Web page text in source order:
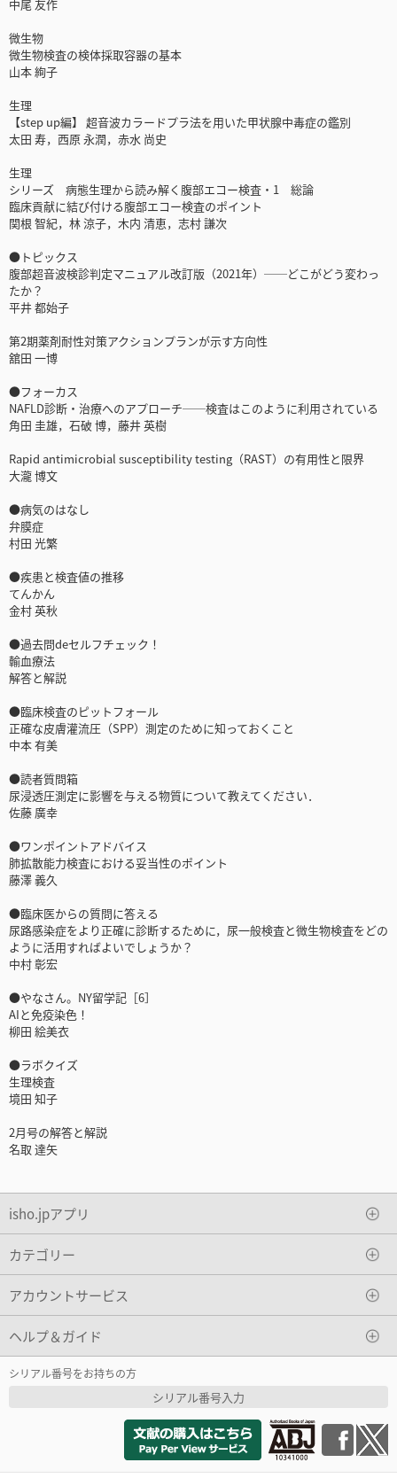
中尾 友作
微生物
微生物検査の検体採取容器の基本
山本 絢子
生理
【step up編】 超音波カラードプラ法を用いた甲状腺中毒症の鑑別
太田 寿，西原 永潤，赤水 尚史
生理
シリーズ 病態生理から読み解く腹部エコー検査・1 総論
臨床貢献に結び付ける腹部エコー検査のポイント
関根 智紀，林 涼子，木内 清恵，志村 謙次
●トピックス
腹部超音波検診判定マニュアル改訂版（2021年）──どこがどう変わっ
たか？
平井 都始子
第2期薬剤耐性対策アクションプランが示す方向性
舘田 一博
●フォーカス
NAFLD診断・治療へのアプローチ──検査はこのように利用されている
角田 圭雄，石破 博，藤井 英樹
Rapid antimicrobial susceptibility testing（RAST）の有用性と限界
大瀧 博文
●病気のはなし
弁膜症
村田 光繁
●疾患と検査値の推移
てんかん
金村 英秋
●過去問deセルフチェック！
輸血療法
解答と解説
●臨床検査のピットフォール
正確な皮膚灌流圧（SPP）測定のために知っておくこと
中本 有美
●読者質問箱
尿浸透圧測定に影響を与える物質について教えてください．
佐藤 廣幸
●ワンポイントアドバイス
肺拡散能力検査における妥当性のポイント
藤澤 義久
●臨床医からの質問に答える
尿路感染症をより正確に診断するために，尿一般検査と微生物検査をどの
ように活用すればよいでしょうか？
中村 彰宏
●やなさん。NY留学記［6］
AIと免疫染色！
柳田 絵美衣
●ラボクイズ
生理検査
境田 知子
2月号の解答と解説
名取 達矢
isho.jpアプリ
カテゴリー
アカウントサービス
ヘルプ＆ガイド
シリアル番号をお持ちの方
シリアル番号入力